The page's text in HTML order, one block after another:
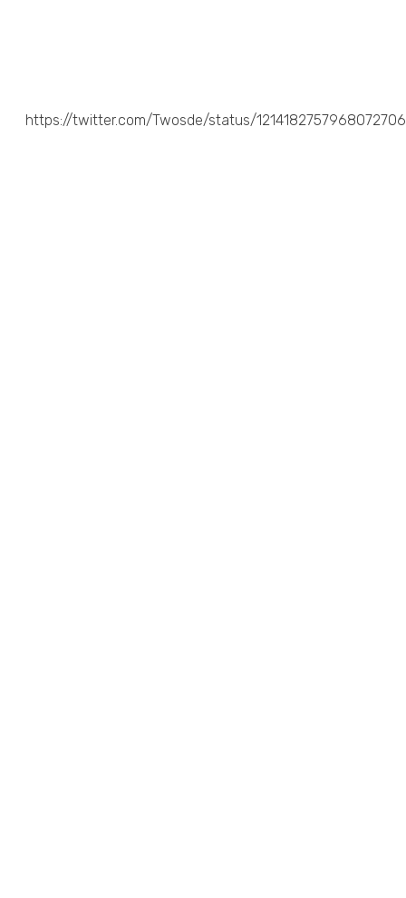
https://twitter.com/Twosde/status/1214182757968072706